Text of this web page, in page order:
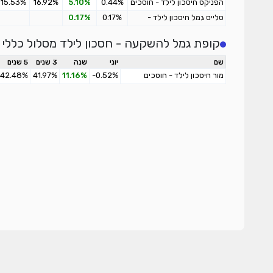
הפניקס חיסכון לילד - חוסכים
0.44%
5.10%
16.92%
15.53%
סלייס גמל חיסכון לילד -
0.17%
0.17%
קופת גמל להשקעה - חסכון לילד מסלול כללי
שם יוני שנה 3 שנים 5 שנים
מור חיסכון לילד - חוסכים
-0.52%
11.16%
41.97%
42.48%